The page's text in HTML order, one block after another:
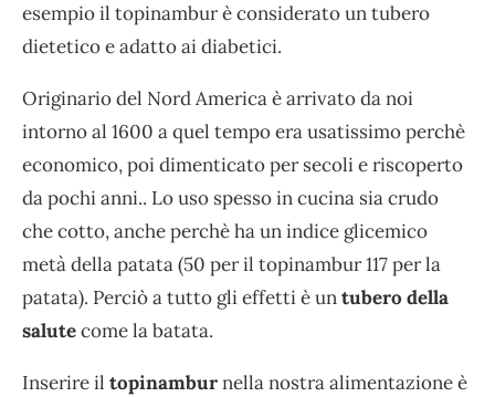
esempio il topinambur è considerato un tubero
dietetico e adatto ai diabetici.
Originario del Nord America è arrivato da noi
intorno al 1600 a quel tempo era usatissimo perchè
economico, poi dimenticato per secoli e riscoperto
da pochi anni.. Lo uso spesso in cucina sia crudo
che cotto, anche perchè ha un indice glicemico
metà della patata (50 per il topinambur 117 per la
patata). Perciò a tutto gli effetti è untubero della
salutecome la batata.
Inserire il topinamburnella nostra alimentazione è